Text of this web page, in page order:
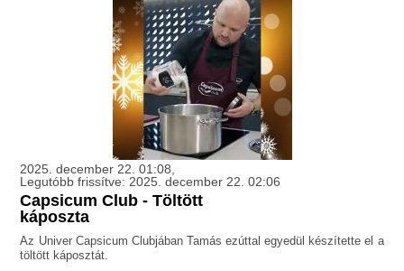
2025. december 22. 01:08,
Legutóbb frissítve: 2025. december 22. 02:06
Capsicum Club - Töltött
káposzta
Az Univer Capsicum Clubjában Tamás ezúttal egyedül készítette el a
töltött káposztát.